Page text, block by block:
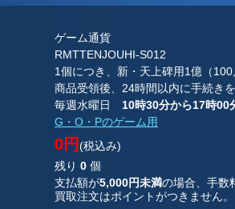
ゲーム通貨
RMTTENJOUHI-S012
1個につき、新・天上碑用1億（
商品受領後、24時間以内に手続き
毎週水曜日 10時30分から17時00
G・O・Pのゲーム用
0円(税込み)
残り 0 個
支払額が5,000円未満の場合、手数
買取注文はポイントがつきません。